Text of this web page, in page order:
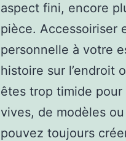
aspect fini, encore
pièce. Accessoiriser
personnelle à votre
histoire sur l’endroit
êtes trop timide
vives, de modèles
pouvez toujours